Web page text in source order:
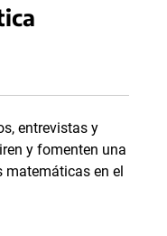
entrevistas y
y fomenten una
matemáticas en el